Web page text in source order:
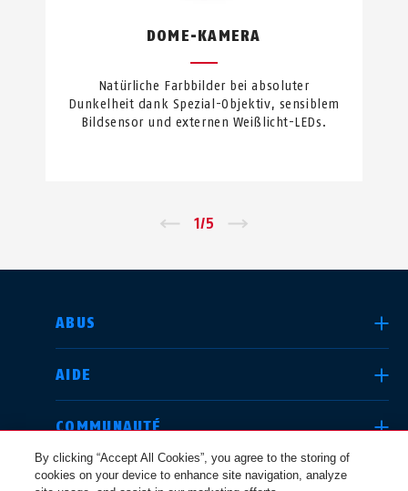
DOME-KAMERA
Natürliche Farbbilder bei absoluter
Dunkelheit dank Spezial-Objektiv, sensiblem
Bildsensor und externen Weißlicht-LEDs.
1/5
ABUS
AIDE
COMMUNAUTÉ
QUESTIONS JURIDIQUES
CHOISIR UN PAYS
Deutschland
By clicking “Accept All Cookies”, you agree to the storing of
cookies on your device to enhance site navigation, analyze